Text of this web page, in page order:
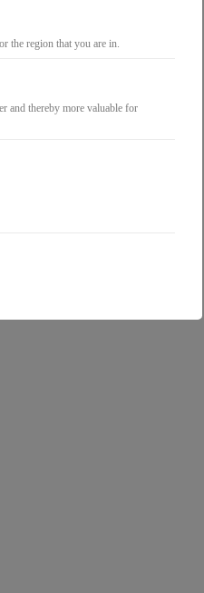
the region that you are in.
and thereby more valuable for